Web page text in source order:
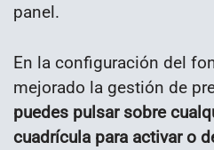
panel.
En la configuración del
mejorado la gestión de
puedes pulsar sobre
cuadrícula para activar o